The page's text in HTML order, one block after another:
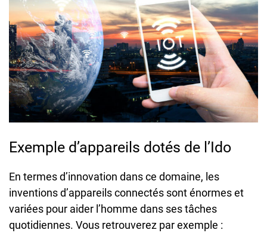
Exemple d’appareils dotés de l’Ido
En termes d’innovation dans ce domaine, les
inventions d’appareils connectés sont énormes et
variées pour aider l’homme dans ses tâches
quotidiennes. Vous retrouverez par exemple :